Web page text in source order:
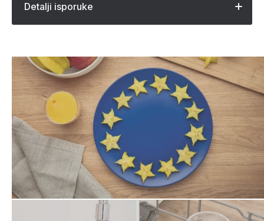
Detalji isporuke